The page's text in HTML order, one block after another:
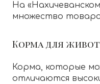
На
множество
Корма для
Корма, которые
отличаются